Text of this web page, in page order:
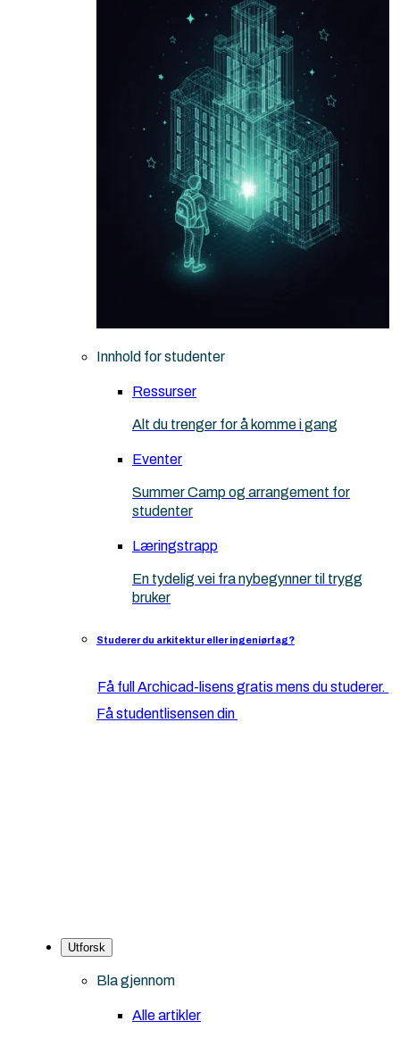
Innhold for studenter
Ressurser
Alt du trenger for å komme i gang
Eventer
Summer Camp og arrangement for
studenter
Læringstrapp
En tydelig vei fra nybegynner til trygg
bruker
Studerer du arkitektur eller ingeniørfag?
Få full Archicad-lisens gratis mens du studerer.
Få studentlisensen din
Utforsk
Bla gjennom
Alle artikler